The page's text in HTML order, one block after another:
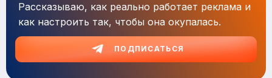
Рассказываю, как реально работает реклама и
как настроить так, чтобы она окупалась.
ПОДПИСАТЬСЯ